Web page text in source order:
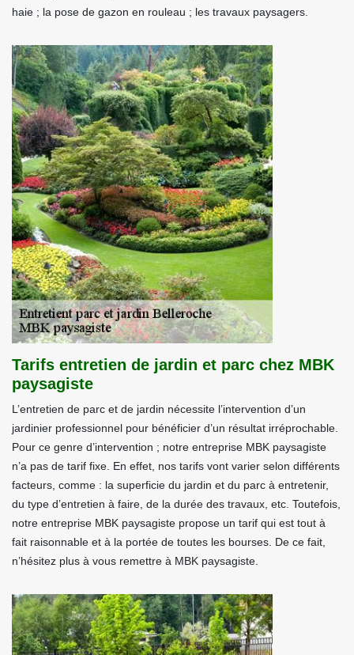
haie ; la pose de gazon en rouleau ; les travaux paysagers.
Tarifs entretien de jardin et parc chez MBK
paysagiste
L’entretien de parc et de jardin nécessite l’intervention d’un
jardinier professionnel pour bénéficier d’un résultat irréprochable.
Pour ce genre d’intervention ; notre entreprise MBK paysagiste
n’a pas de tarif fixe. En effet, nos tarifs vont varier selon différents
facteurs, comme : la superficie du jardin et du parc à entretenir,
du type d’entretien à faire, de la durée des travaux, etc. Toutefois,
notre entreprise MBK paysagiste propose un tarif qui est tout à
fait raisonnable et à la portée de toutes les bourses. De ce fait,
n’hésitez plus à vous remettre à MBK paysagiste.